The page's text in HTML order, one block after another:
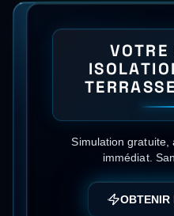
TERRASSE
Simulation gratuite,
immédiat.
OBTENIR